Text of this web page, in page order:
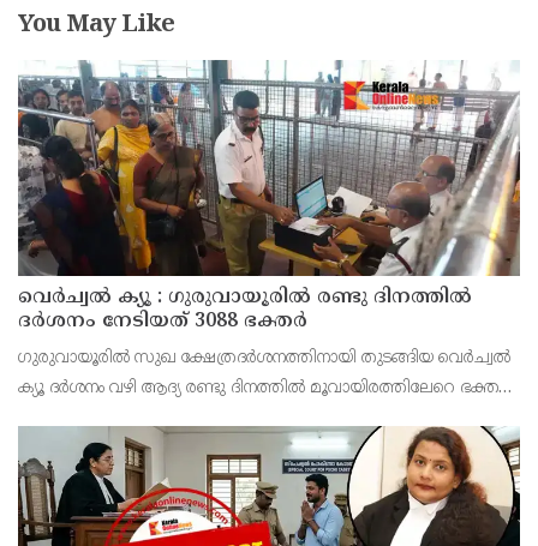
You May Like
വെർച്വൽ ക്യൂ : ഗുരുവായൂരിൽ രണ്ടു ദിനത്തിൽ
ദർശനം നേടിയത് 3088 ഭക്തർ
ഗുരുവായൂരിൽ സുഖ ക്ഷേത്രദർശനത്തിനായി തുടങ്ങിയ വെർച്വൽ
ക്യൂ ദർശനം വഴി ആദ്യ രണ്ടു ദിനത്തിൽ മൂവായിരത്തിലേറെ ഭക്തർ
ചെയ്തിരുന്നു.